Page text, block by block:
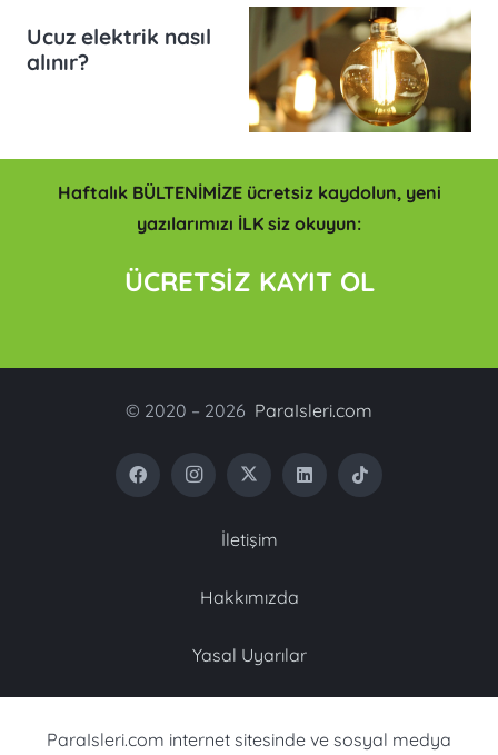
Ucuz elektrik nasıl
alınır?
Haftalık BÜLTENİMİZE ücretsiz kaydolun, yeni
yazılarımızı İLK siz okuyun:
ÜCRETSİZ KAYIT OL
© 2020 – 2026 ParaIsleri.com
İletişim
Hakkımızda
Yasal Uyarılar
ParaIsleri.com internet sitesinde ve sosyal medya